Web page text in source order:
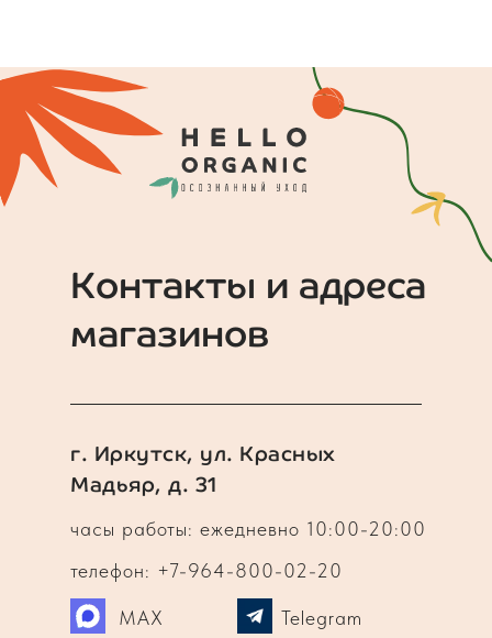
Контакты и адреса
магазинов
часы работы: ежедневно 10:00-20:00
г. Иркутск, ул. Красных
Мадьяр, д. 31
телефон: +7-964-800-02-20
Telegram
MAX